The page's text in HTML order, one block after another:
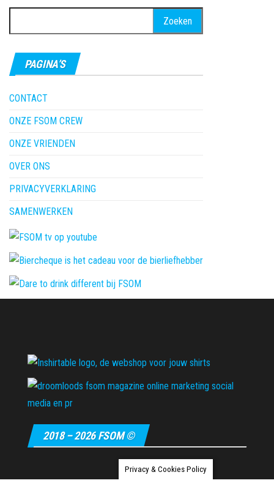
naar:
PAGINA’S
CONTACT
ONZE FSOM CREW
ONZE VRIENDEN
OVER ONS
PRIVACYVERKLARING
SAMENWERKEN
2018 – 2026 FSOM ©
Privacy & Cookies Policy